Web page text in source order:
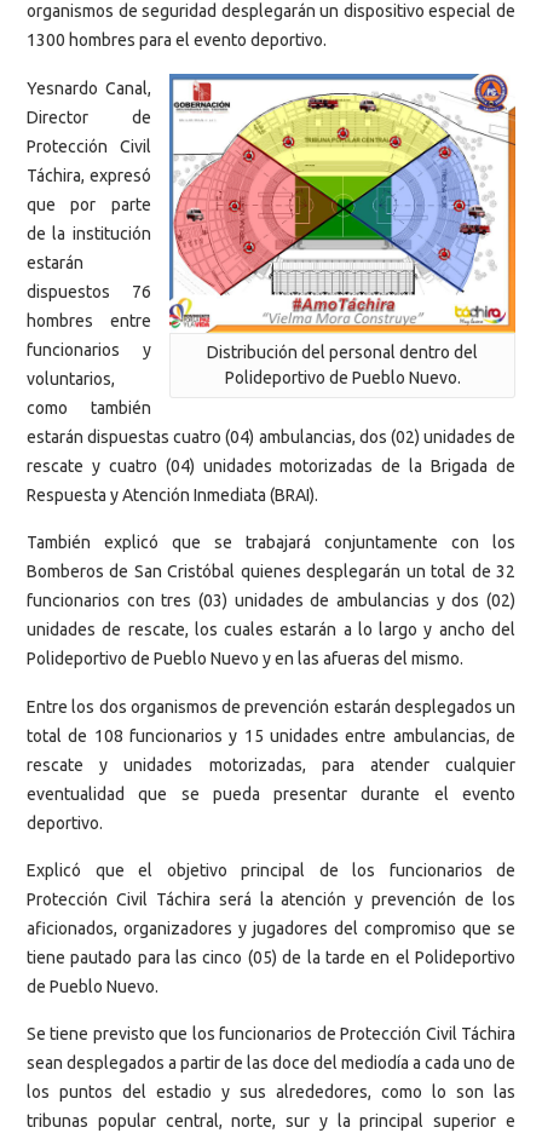
organismos de seguridad desplegarán un dispositivo especial de
1300 hombres para el evento deportivo.
Distribución del personal dentro del
Polideportivo de Pueblo Nuevo.
Yesnardo Canal,
Director de
Protección Civil
Táchira, expresó
que por parte
de la institución
estarán
dispuestos 76
hombres entre
funcionarios y
voluntarios,
como también
estarán dispuestas cuatro (04) ambulancias, dos (02) unidades de
rescate y cuatro (04) unidades motorizadas de la Brigada de
Respuesta y Atención Inmediata (BRAI).
También explicó que se trabajará conjuntamente con los
Bomberos de San Cristóbal quienes desplegarán un total de 32
funcionarios con tres (03) unidades de ambulancias y dos (02)
unidades de rescate, los cuales estarán a lo largo y ancho del
Polideportivo de Pueblo Nuevo y en las afueras del mismo.
Entre los dos organismos de prevención estarán desplegados un
total de 108 funcionarios y 15 unidades entre ambulancias, de
rescate y unidades motorizadas, para atender cualquier
eventualidad que se pueda presentar durante el evento
deportivo.
Explicó que el objetivo principal de los funcionarios de
Protección Civil Táchira será la atención y prevención de los
aficionados, organizadores y jugadores del compromiso que se
tiene pautado para las cinco (05) de la tarde en el Polideportivo
de Pueblo Nuevo.
Se tiene previsto que los funcionarios de Protección Civil Táchira
sean desplegados a partir de las doce del mediodía a cada uno de
los puntos del estadio y sus alrededores, como lo son las
tribunas popular central, norte, sur y la principal superior e